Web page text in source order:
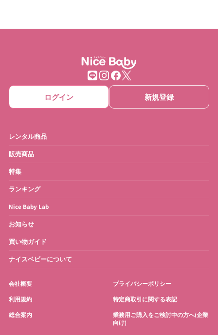
抱っこひも
ベビーサークル
ベビーバス
お宮参り・お祝い衣装
ログイン 新規登録
レンタル商品
販売商品
特集
ランキング
Nice Baby Lab
お知らせ
買い物ガイド
ナイスベビーについて
会社概要 プライバシーポリシー
利用規約 特定商取引に関する表記
総合案内
業務用ご購入をご検討中の方へ(企業
向け)